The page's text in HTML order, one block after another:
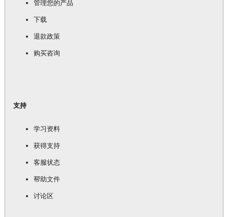
管理您的产品
下载
退款政策
购买咨询
支持
学习资料
获得支持
客服状态
帮助文件
讨论区